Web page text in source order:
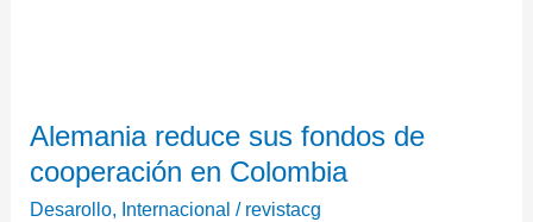
Alemania reduce sus fondos de
cooperación en Colombia
Desarollo, Internacional / revistacg
reduce
sus
fondos